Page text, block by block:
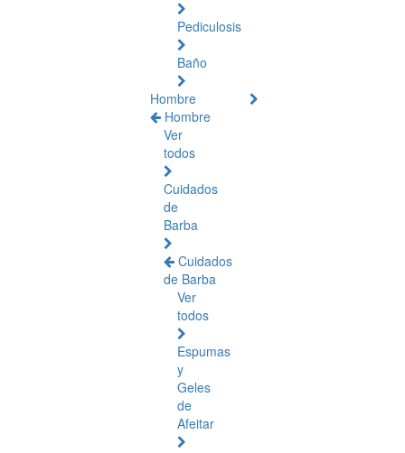
Pediculosis
Baño
Hombre
Hombre
Ver
todos
Cuidados
de
Barba
Cuidados
de Barba
Ver
todos
Espumas
y
Geles
de
Afeitar